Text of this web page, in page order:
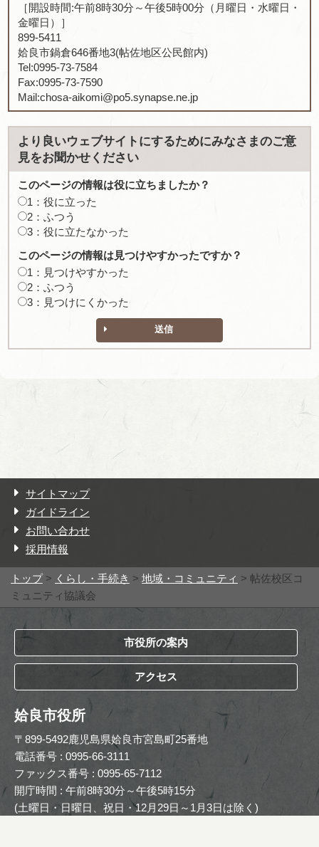
［開設時間:午前8時30分～午後5時00分（月曜日・水曜日・
金曜日）］
899-5411
姶良市鍋倉646番地3(帖佐地区公民館内)
Tel:0995-73-7584
Fax:0995-73-7590
Mail:chosa-aikomi@po5.synapse.ne.jp
より良いウェブサイトにするためにみなさまのご意
見をお聞かせください
このページの情報は役に立ちましたか？
1：役に立った
2：ふつう
3：役に立たなかった
このページの情報は見つけやすかったですか？
1：見つけやすかった
2：ふつう
3：見つけにくかった
送信
サイトマップ
ガイドライン
お問い合わせ
採用情報
トップ> くらし・手続き > 地域・コミュニティ > 帖佐校区コ
ミュニティ協議会
市役所の案内
アクセス
姶良市役所
〒899-5492鹿児島県姶良市宮島町25番地
電話番号 : 0995-66-3111
ファックス番号 : 0995-65-7112
開庁時間 : 午前8時30分～午後5時15分
(土曜日・日曜日、祝日・12月29日～1月3日は除く)